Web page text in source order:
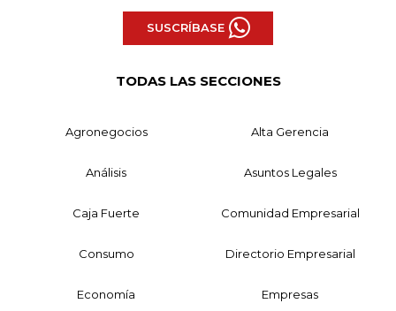
SUSCRÍBASE
TODAS LAS SECCIONES
Agronegocios Alta Gerencia
Análisis Asuntos Legales
Caja Fuerte Comunidad Empresarial
Consumo Directorio Empresarial
Economía Empresas